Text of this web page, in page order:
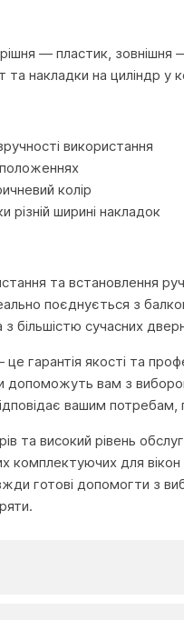
— пластик, зовнішня
та накладки на циліндр у
використання
положеннях
колір
ширині накладок
та встановлення
поєднується з
більшістю сучасних
гарантія якості та
допоможуть вам з
вашим потребам,
та високий рівень
комплектуючих для
готові допомогти з